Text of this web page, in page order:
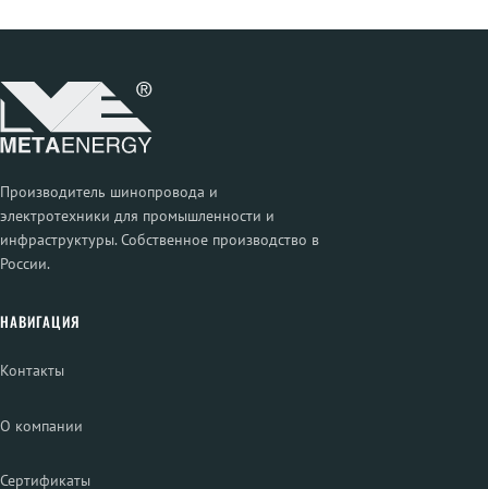
Производитель шинопровода и
электротехники для промышленности и
инфраструктуры. Собственное производство в
России.
НАВИГАЦИЯ
Контакты
О компании
Сертификаты